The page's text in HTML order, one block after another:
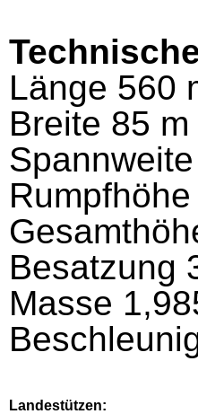
Länge 560
Breite 85 m
Besatzung
Masse
Landestützen: